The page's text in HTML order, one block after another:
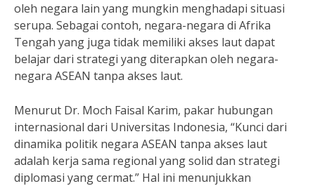
oleh negara lain yang mungkin menghadapi situasi
serupa. Sebagai contoh, negara-negara di Afrika
Tengah yang juga tidak memiliki akses laut dapat
belajar dari strategi yang diterapkan oleh negara-
negara ASEAN tanpa akses laut.
Menurut Dr. Moch Faisal Karim, pakar hubungan
internasional dari Universitas Indonesia, “Kunci dari
dinamika politik negara ASEAN tanpa akses laut
adalah kerja sama regional yang solid dan strategi
diplomasi yang cermat.” Hal ini menunjukkan